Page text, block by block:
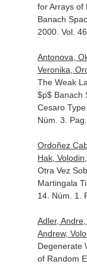
for Arrays of
Banach
2000. Vol.
Antonova,
Veronika,
The Weak
$p$ Banach
Cesaro Type.
Núm. 3.
Ordoñez
Hak,
Otra Vez
Martingala
14. Núm. 1.
Adler,
Andrew,
Degenerate
of Random